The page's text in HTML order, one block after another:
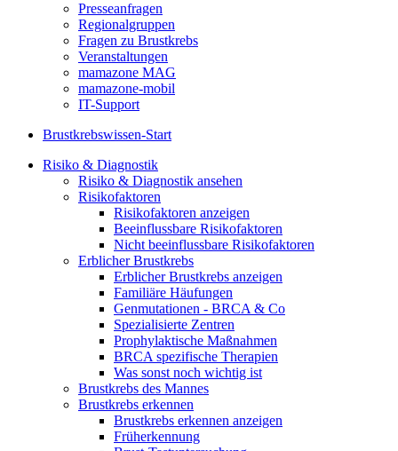
Presseanfragen
Regionalgruppen
Fragen zu Brustkrebs
Veranstaltungen
mamazone MAG
mamazone-mobil
IT-Support
Brustkrebswissen-Start
Risiko & Diagnostik
Risiko & Diagnostik ansehen
Risikofaktoren
Risikofaktoren anzeigen
Beeinflussbare Risikofaktoren
Nicht beeinflussbare Risikofaktoren
Erblicher Brustkrebs
Erblicher Brustkrebs anzeigen
Familiäre Häufungen
Genmutationen - BRCA & Co
Spezialisierte Zentren
Prophylaktische Maßnahmen
BRCA spezifische Therapien
Was sonst noch wichtig ist
Brustkrebs des Mannes
Brustkrebs erkennen
Brustkrebs erkennen anzeigen
Früherkennung